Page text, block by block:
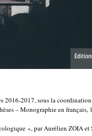
2016-2017, sous la
– Monographie en
», par Aurélien ZOIA et